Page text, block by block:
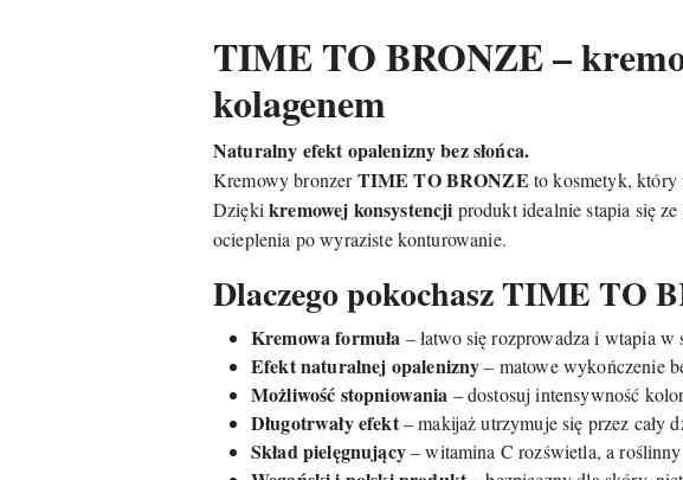
TIME TO BRONZE –
kolagenem
Naturalny efekt opalenizny bez słońca.
Kremowy bronzerTIME TO BRONZE to kosmetyk, który
Dziękikremowej konsystencji produkt idealnie stapia się
ocieplenia po wyraziste konturowanie.
Dlaczego pokochasz TIME TO
Kremowa formuła – łatwo się rozprowadza i wtapia w
Efekt naturalnej opalenizny– matowe wykończenie
Możliwość stopniowania – dostosuj intensywność
Długotrwały efekt– makijaż utrzymuje się przez cały
Skład pielęgnujący– witamina C rozświetla, a